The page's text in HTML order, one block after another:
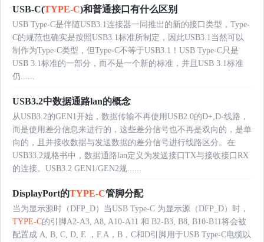
USB-C(TYPE-C)和普通接口有什么区别
USB Type-C是伴随USB3.1连接器一同推出的新的接口类型，Type-
C的规范也确实是按照USB3.1标准所制定，因此USB3.1当然可以
制作为Type-C类型，但Type-C不等于USB3.1！USB Type-C只是
USB 3.1标准的一部分，而不是一个新的标准，并且USB 3.1标准
仍......
USB3.2中数据通路lan的概念
从USB3.2的GEN1开始，数据传输不再使用USB2.0的D+,D-线路，
而是使用差分信息来进行的，这些差分信号也不再是双向的，是单
向的，且并接收数据与发送数据的差分信号进行线路区分。在
USB33.2规格书中，数据通路lan定义为发送接口TX与接收接口RX
的连接。USB3.2 GEN1/GEN2规......
DisplayPort的TYPE-C管脚分配
当为显示源时（DFP_D）当USB Type-C 为显示源（DFP_D）时，
TYPE-C的引脚A2-A3, A8, A10-A11 和 B2-B3, B8, B10-B11将会被
配置成 A, B, C, D, E ，F.A，B，C和D引脚用于USB Type-C电缆以